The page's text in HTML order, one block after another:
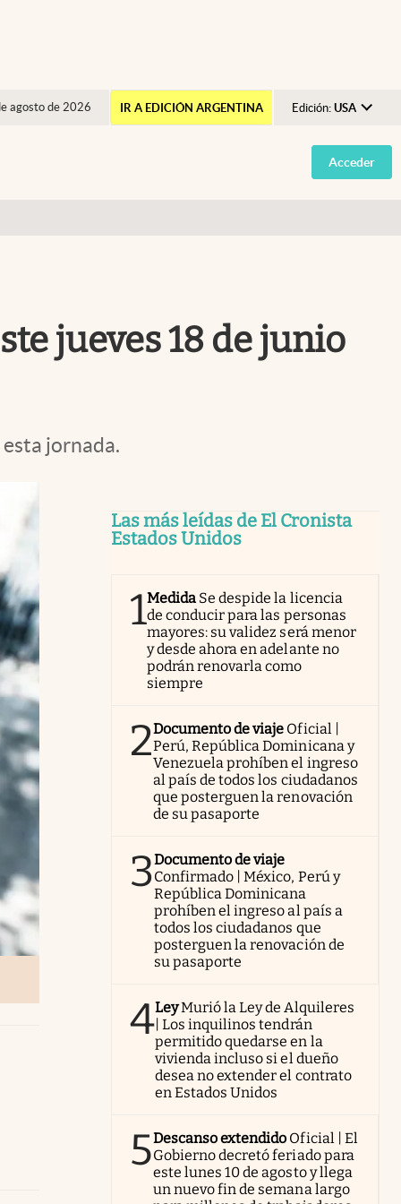
agosto de 2026 IR A EDICIÓN ARGENTINA Edición: USA
Argentina
España
Acceder
jueves 18 de junio
jornada.
Las más leídas de El Cronista
Estados Unidos
1Medida Se despide la licencia
de conducir para las personas
mayores: su validez será menor
y desde ahora en adelante no
podrán renovarla como
siempre
2Documento de viaje Oficial |
Perú, República Dominicana y
Venezuela prohíben el ingreso
al país de todos los ciudadanos
que posterguen la renovación
de su pasaporte
3Documento de viaje
Confirmado | México, Perú y
República Dominicana
prohíben el ingreso al país a
todos los ciudadanos que
posterguen la renovación de
su pasaporte
4LeyMurió la Ley de Alquileres
| Los inquilinos tendrán
permitido quedarse en la
vivienda incluso si el dueño
desea no extender el contrato
en Estados Unidos
5Descanso extendido Oficial | El
Gobierno decretó feriado para
este lunes 10 de agosto y llega
un nuevo fin de semana largo